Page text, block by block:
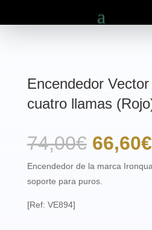
Encendedor
cuatro llamas
74,00€ El
precio
original
66,60€
Encendedor de la marca
soporte para puros.
[Ref: VE894]